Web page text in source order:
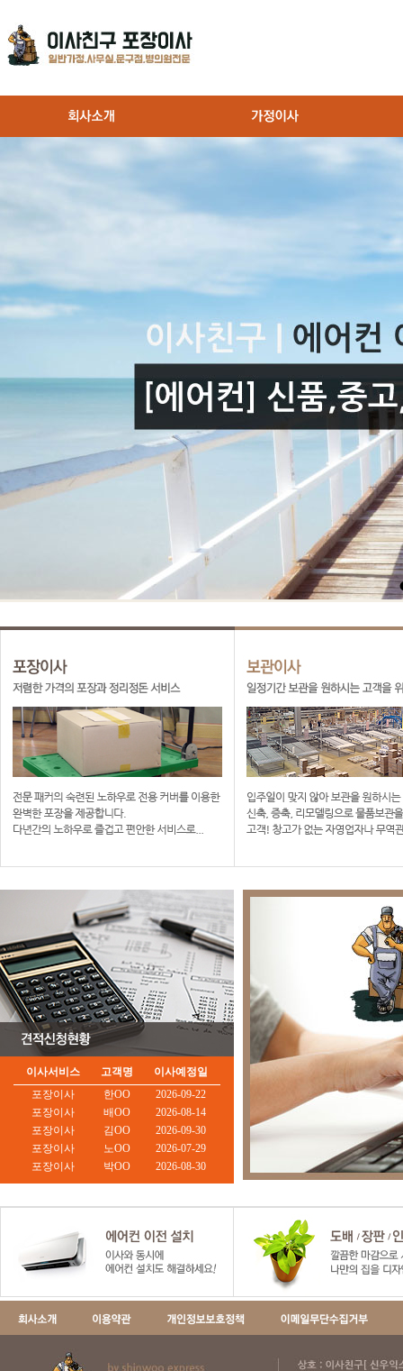
이사서비스 고객명
이사예정일
포장이사
한OO
2026-09-22
포장이사
배OO
2026-08-14
포장이사
김OO
2026-09-30
포장이사
노OO
2026-07-29
포장이사
박OO 2026-08-30